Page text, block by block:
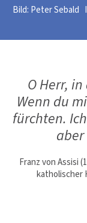
Bild: Peter Sebald
O Herr,
Wenn du
fürchten.
Franz von Assisi
katholischer